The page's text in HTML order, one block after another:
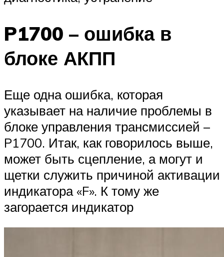
P1700 – ошибка в
блоке АКПП
Еще одна ошибка, которая
указывает на наличие проблемы в
блоке управления трансмиссией –
P1700. Итак, как говорилось выше,
может быть сцепление, а могут и
щетки служить причиной активации
индикатора «F». К тому же
загорается индикатор